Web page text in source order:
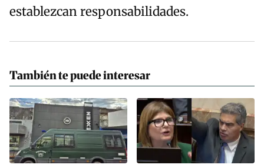
establezcan responsabilidades.
También te puede interesar